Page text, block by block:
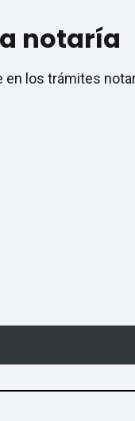
notaría
en los trámites